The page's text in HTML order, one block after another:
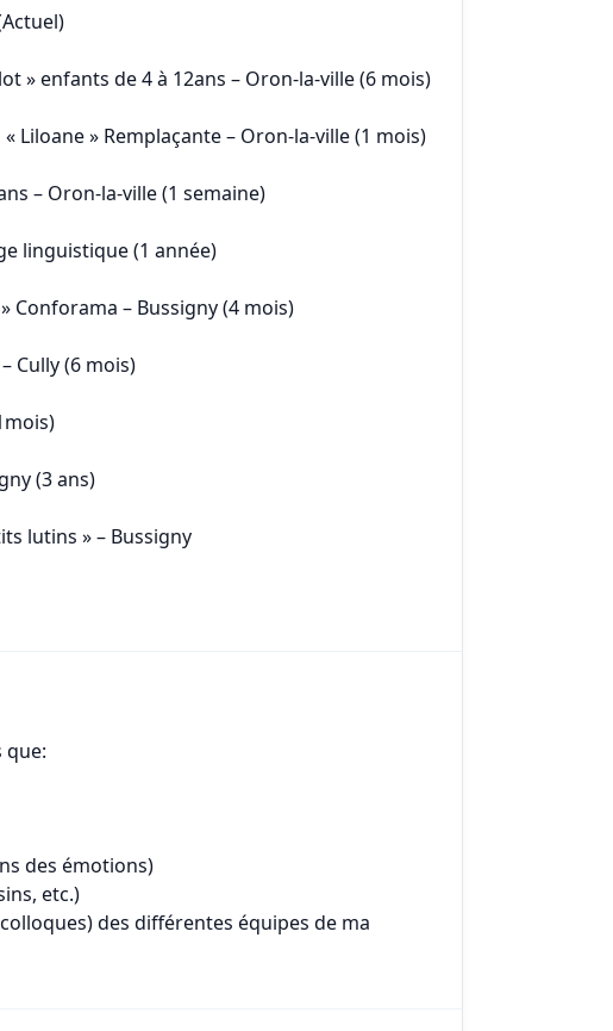
» enfants de 4 à 12ans – Oron-la-ville (6 mois)
Liloane » Remplaçante – Oron-la-ville (1 mois)
– Oron-la-ville (1 semaine)
linguistique (1 année)
Conforama – Bussigny (4 mois)
Cully (6 mois)
(3 ans)
lutins » – Bussigny
que:
des émotions)
etc.)
des différentes équipes de ma